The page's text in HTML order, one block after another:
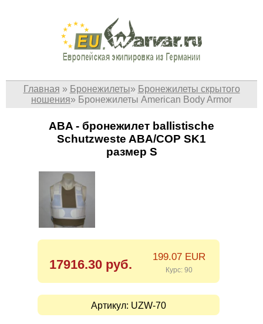
Главная » Бронежилеты» Бронежилеты скрытого
ношения» Бронежилеты American Body Armor
ABA - бронежилет ballistische
Schutzweste ABA/COP SK1
размер S
17916.30 руб.
199.07 EUR
Курс: 90
Артикул: UZW-70